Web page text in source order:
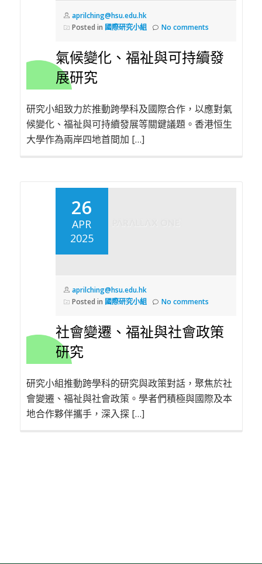
aprilching@hsu.edu.hk
Posted in 國際研究小組 No comments
氣候變化、福祉與可持續發
展研究
研究小組致力於推動跨學科及國際合作，以應對氣
候變化、福祉與可持續發展等關鍵議題。香港恒生
大學作為兩岸四地首間加 […]
26
APR
2025
aprilching@hsu.edu.hk
Posted in 國際研究小組 No comments
社會變遷、福祉與社會政策
研究
研究小組推動跨學科的研究與政策對話，聚焦於社
會變遷、福祉與社會政策。學者們積極與國際及本
地合作夥伴攜手，深入探 […]